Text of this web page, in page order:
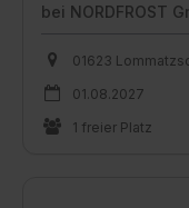
bei NORDFROST
01623
01.08.2027
1 freier Platz